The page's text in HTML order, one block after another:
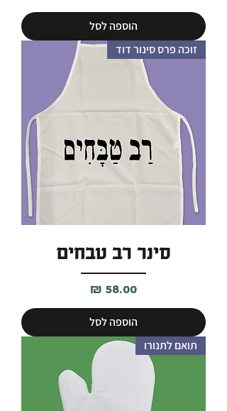
הוספה לסל
זוכה פרס סינור דוד
סינר רב טבחים
מחיר
הוספה לסל
תואם לתנורו